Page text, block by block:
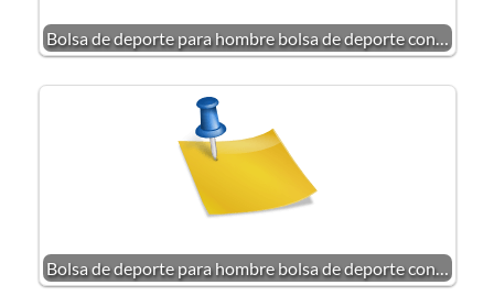
Bolsa de deporte para hombre bolsa de deporte con…
Bolsa de deporte para hombre bolsa de deporte con…